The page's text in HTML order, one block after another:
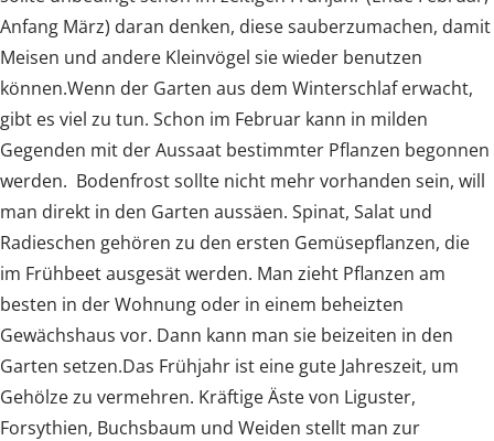
Anfang März) daran denken, diese sauberzumachen, damit
Meisen und andere Kleinvögel sie wieder benutzen
können.Wenn der Garten aus dem Winterschlaf erwacht,
gibt es viel zu tun. Schon im Februar kann in milden
Gegenden mit der Aussaat bestimmter Pflanzen begonnen
werden. Bodenfrost sollte nicht mehr vorhanden sein, will
man direkt in den Garten aussäen. Spinat, Salat und
Radieschen gehören zu den ersten Gemüsepflanzen, die
im Frühbeet ausgesät werden. Man zieht Pflanzen am
besten in der Wohnung oder in einem beheizten
Gewächshaus vor. Dann kann man sie beizeiten in den
Garten setzen.Das Frühjahr ist eine gute Jahreszeit, um
Gehölze zu vermehren. Kräftige Äste von Liguster,
Forsythien, Buchsbaum und Weiden stellt man zur